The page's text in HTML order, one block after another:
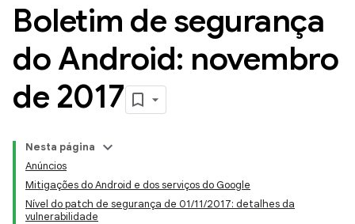
Boletim de segurança
do Android: novembro
de 2017
Nesta página
Anúncios
Mitigações do Android e dos serviços do Google
Nível do patch de segurança de 01/11/2017: detalhes da
vulnerabilidade